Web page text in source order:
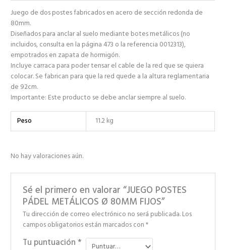
Juego de dos postes fabricados en acero de sección redonda de
80mm.
Diseñados para anclar al suelo mediante botes metálicos (no
incluidos, consulta en la página 473 o la referencia 0012313),
empotrados en zapata de hormigón.
Incluye carraca para poder tensar el cable de la red que se quiera
colocar. Se fabrican para que la red quede a la altura reglamentaria
de 92cm.
Importante: Este producto se debe anclar siempre al suelo.
Peso 11.2 kg
No hay valoraciones aún.
Sé el primero en valorar “JUEGO POSTES
PÁDEL METÁLICOS Ø 80MM FIJOS”
Tu dirección de correo electrónico no será publicada.Los
campos obligatorios están marcados con*
Tu puntuación*